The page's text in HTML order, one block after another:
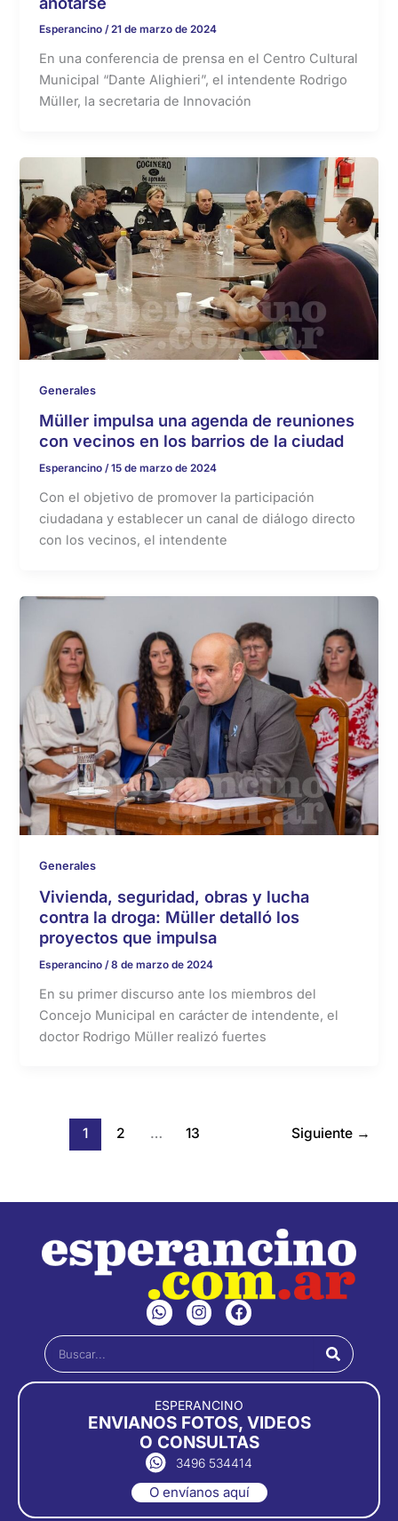
Esperancino/21 de marzo de 2024
En una conferencia de prensa en el Centro Cultural
Municipal “Dante Alighieri”, el intendente Rodrigo
Müller, la secretaria de Innovación
Generales
Müller impulsa una agenda de reuniones
con vecinos en los barrios de la ciudad
Esperancino/15 de marzo de 2024
Con el objetivo de promover la participación
ciudadana y establecer un canal de diálogo directo
con los vecinos, el intendente
Generales
Vivienda, seguridad, obras y lucha
contra la droga: Müller detalló los
proyectos que impulsa
Esperancino /8 de marzo de 2024
En su primer discurso ante los miembros del
Concejo Municipal en carácter de intendente, el
doctor Rodrigo Müller realizó fuertes
1 2 … 13 Siguiente →
W
h
a
s
a
p
p
I
n
s
a
g
r
a
m
F
a
c
b
o
o
k
Buscar
ESPERANCINO
ENVIANOS FOTOS, VIDEOS
O CONSULTAS
3496 534414
O envíanos aquí